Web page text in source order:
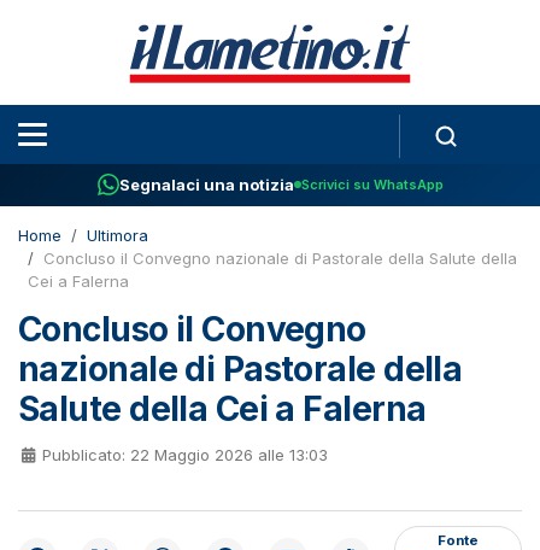
Segnalaci una notizia Scrivici su WhatsApp
Home
Ultimora
Concluso il Convegno nazionale di Pastorale della Salute della
Cei a Falerna
Concluso il Convegno
nazionale di Pastorale della
Salute della Cei a Falerna
Pubblicato: 22 Maggio 2026 alle 13:03
Fonte